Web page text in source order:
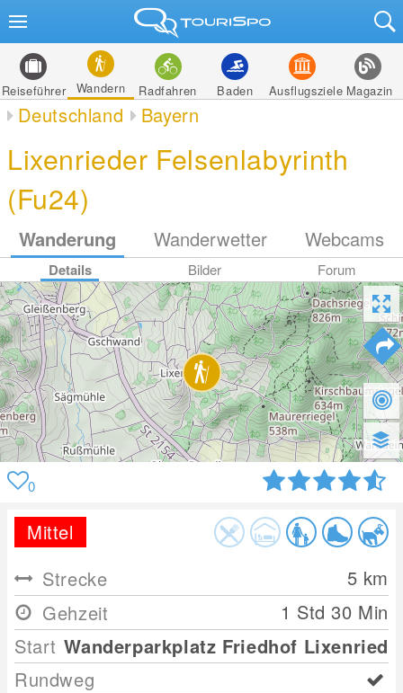
Reiseführer Wandern Radfahren Baden Ausflugsziele Magazin
Deutschland Bayern
Lixenrieder Felsenlabyrinth
(Fu24)
Wanderung Wanderwetter Webcams
Details Bilder Forum
0
Mittel
Strecke
5 km
Gehzeit
1 Std 30 Min
Start Wanderparkplatz Friedhof Lixenried
Rundweg